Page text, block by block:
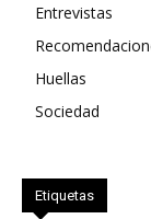
Entrevistas
Huellas
Sociedad
Etiquetas